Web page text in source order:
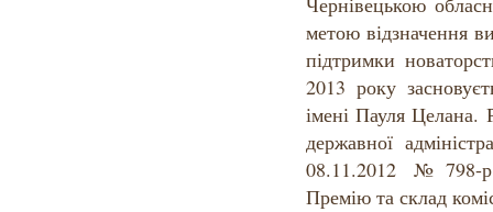
метою відзначення
підтримки
2013 року
імені Пауля Целана.
державної
08.11.2012 №798-
Премію та склад